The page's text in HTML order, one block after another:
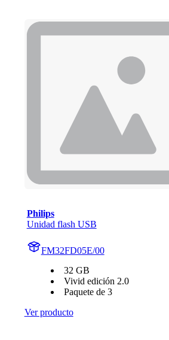
Philips
Unidad flash USB
FM32FD05E/00
32 GB
Vivid edición 2.0
Paquete de 3
Ver producto